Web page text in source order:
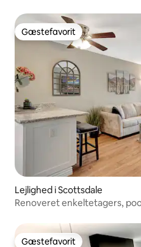
Gæstefavorit
Gæstefavorit
Lejlighed i Scottsdale
Renoveret enkeltetagers,
Gæstefavorit